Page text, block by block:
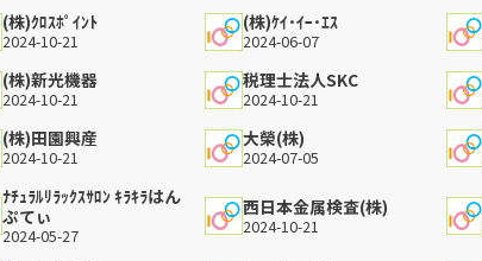
(株)ｸﾛｽﾎﾟｲﾝﾄ
2024-10-21
(株)ｹｲ･ｲｰ･ｴｽ
2024-06-07
(株)新光機器
2024-10-21
税理士法人SKC
2024-10-21
(株)田園興産
2024-10-21
大榮(株)
2024-07-05
ﾅﾁｭﾗﾙﾘﾗｯｸｽｻﾛﾝ ｷﾗｷﾗはん
ぷてぃ
2024-05-27
西日本金属検査(株)
2024-10-21